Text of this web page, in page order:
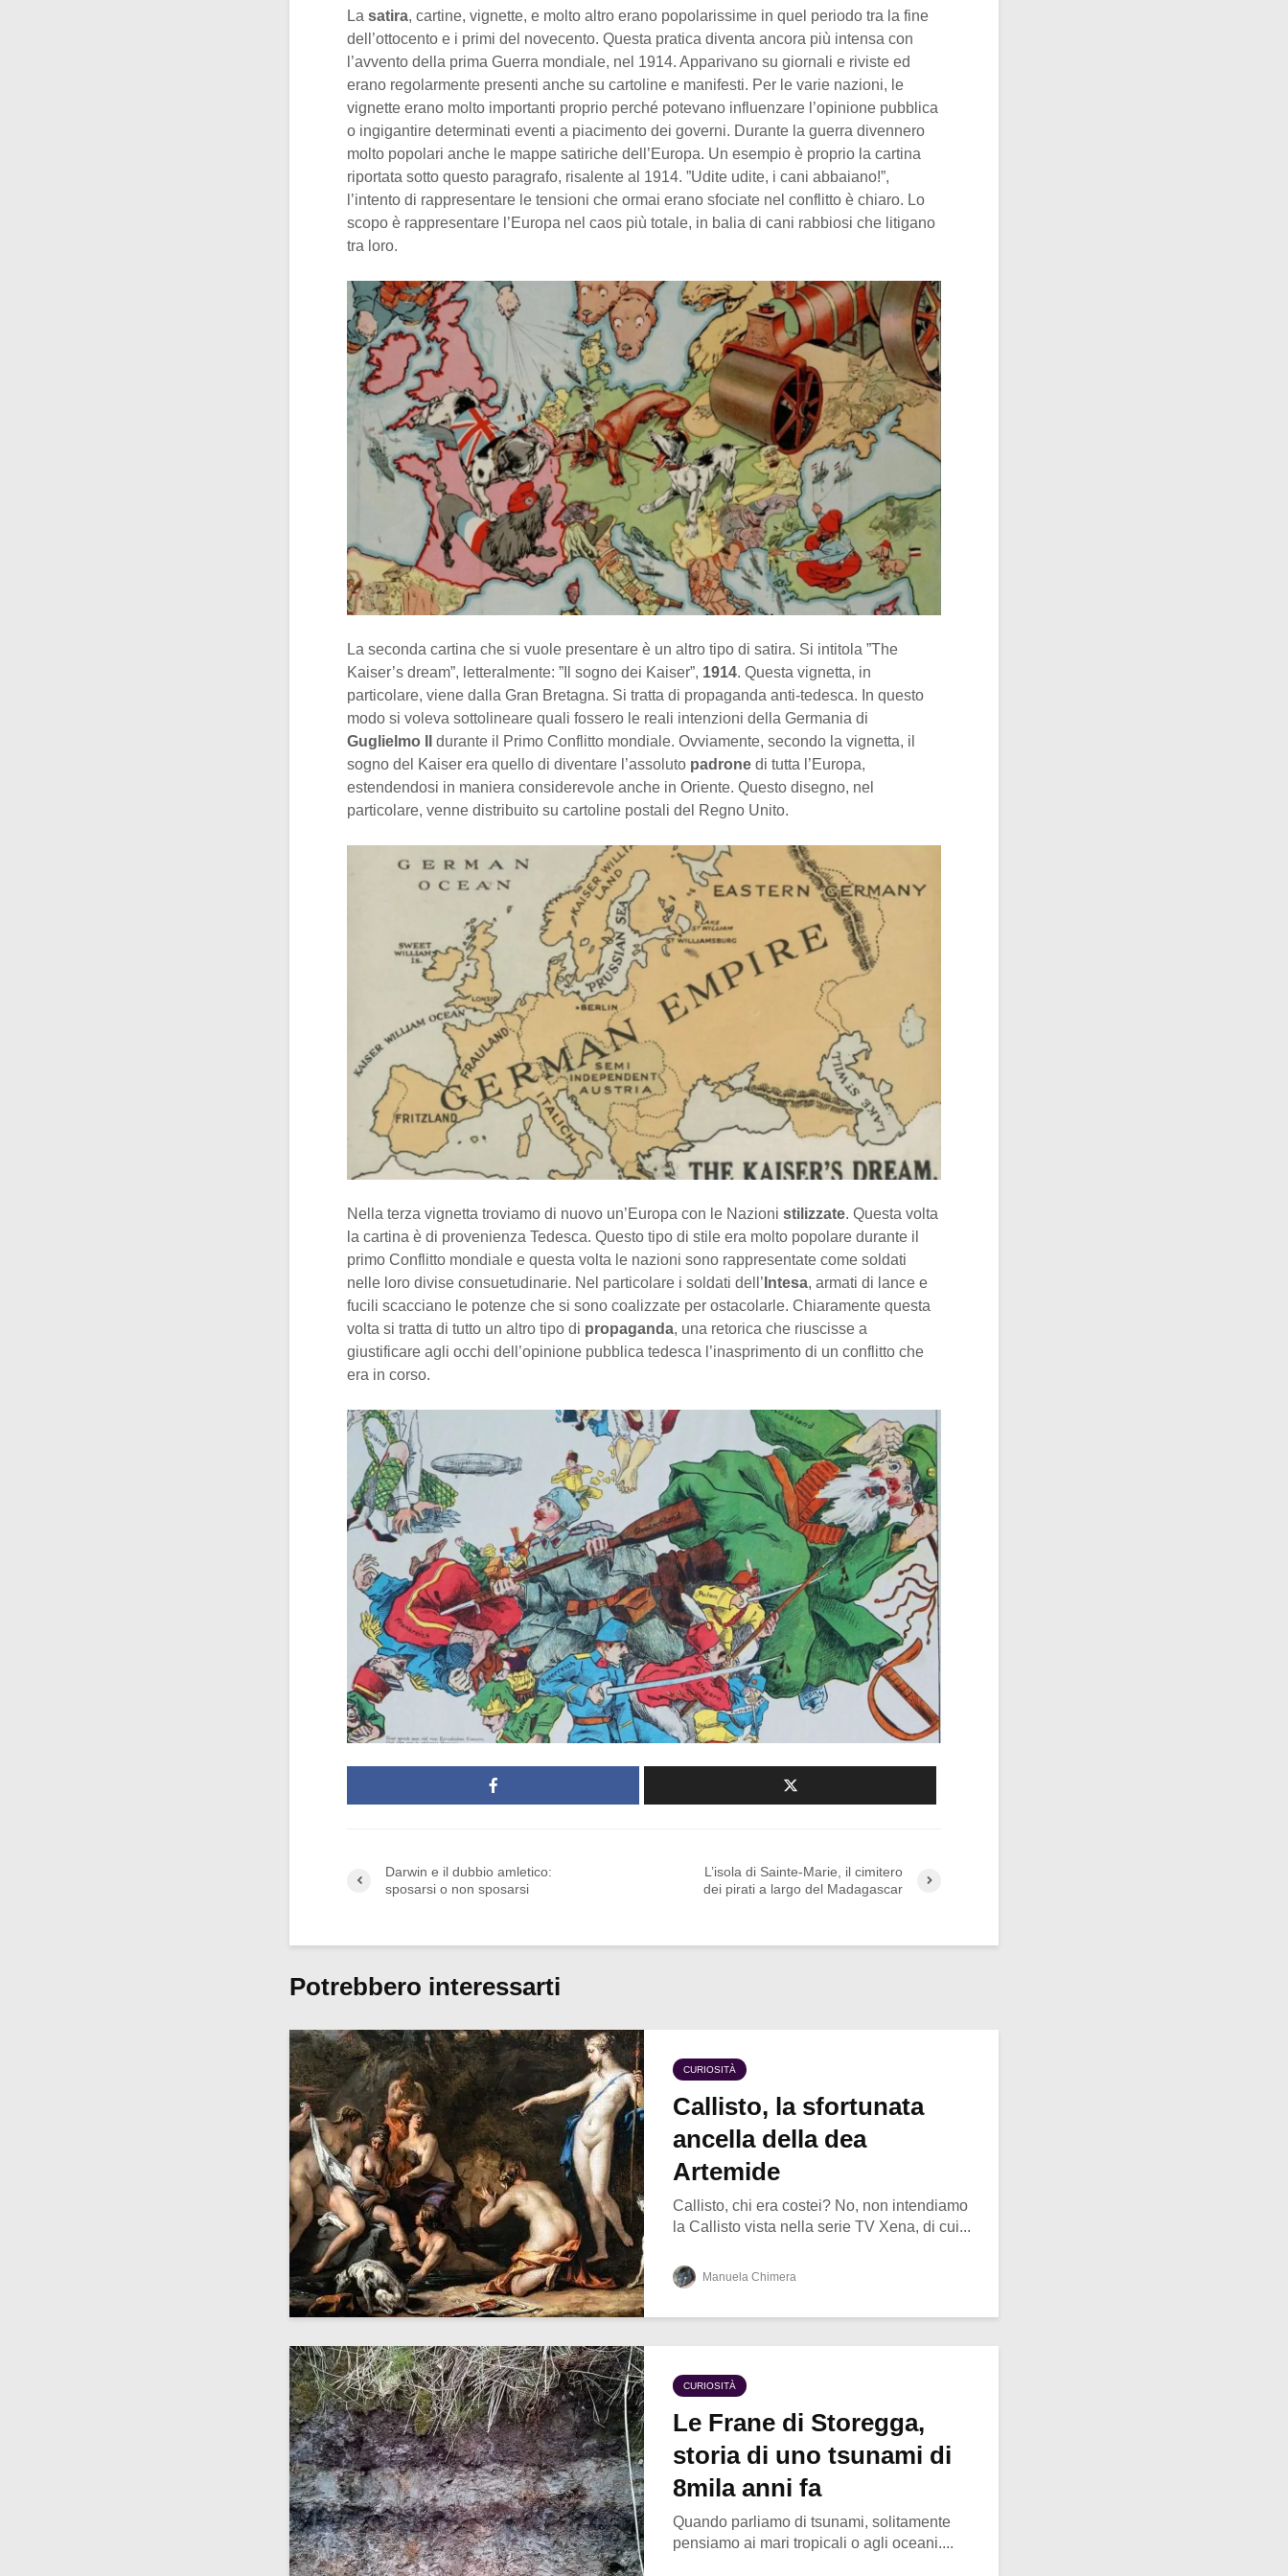
La satira, cartine, vignette, e molto altro erano popolarissime in quel periodo tra la fine
dell’ottocento e i primi del novecento. Questa pratica diventa ancora più intensa con
l’avvento della prima Guerra mondiale, nel 1914. Apparivano su giornali e riviste ed
erano regolarmente presenti anche su cartoline e manifesti. Per le varie nazioni, le
vignette erano molto importanti proprio perché potevano influenzare l’opinione pubblica
o ingigantire determinati eventi a piacimento dei governi. Durante la guerra divennero
molto popolari anche le mappe satiriche dell’Europa. Un esempio è proprio la cartina
riportata sotto questo paragrafo, risalente al 1914. ”Udite udite, i cani abbaiano!”,
l’intento di rappresentare le tensioni che ormai erano sfociate nel conflitto è chiaro. Lo
scopo è rappresentare l’Europa nel caos più totale, in balia di cani rabbiosi che litigano
tra loro.
La seconda cartina che si vuole presentare è un altro tipo di satira. Si intitola ”The
Kaiser’s dream”, letteralmente: ”Il sogno dei Kaiser”, 1914. Questa vignetta, in
particolare, viene dalla Gran Bretagna. Si tratta di propaganda anti-tedesca. In questo
modo si voleva sottolineare quali fossero le reali intenzioni della Germania di
Guglielmo II durante il Primo Conflitto mondiale. Ovviamente, secondo la vignetta, il
sogno del Kaiser era quello di diventare l’assoluto padrone di tutta l’Europa,
estendendosi in maniera considerevole anche in Oriente. Questo disegno, nel
particolare, venne distribuito su cartoline postali del Regno Unito.
Nella terza vignetta troviamo di nuovo un’Europa con le Nazioni stilizzate. Questa volta
la cartina è di provenienza Tedesca. Questo tipo di stile era molto popolare durante il
primo Conflitto mondiale e questa volta le nazioni sono rappresentate come soldati
nelle loro divise consuetudinarie. Nel particolare i soldati dell’ Intesa, armati di lance e
fucili scacciano le potenze che si sono coalizzate per ostacolarle. Chiaramente questa
volta si tratta di tutto un altro tipo di propaganda, una retorica che riuscisse a
giustificare agli occhi dell’opinione pubblica tedesca l’inasprimento di un conflitto che
era in corso.
Darwin e il dubbio amletico:
sposarsi o non sposarsi
L’isola di Sainte-Marie, il cimitero
dei pirati a largo del Madagascar
Potrebbero interessarti
CURIOSITÀ
Callisto, la sfortunata
ancella della dea
Artemide
Callisto, chi era costei? No, non intendiamo
la Callisto vista nella serie TV Xena, di cui...
Manuela Chimera
CURIOSITÀ
Le Frane di Storegga,
storia di uno tsunami di
8mila anni fa
Quando parliamo di tsunami, solitamente
pensiamo ai mari tropicali o agli oceani....